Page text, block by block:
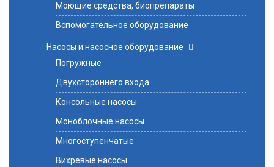
Моющие средства, биопрепараты
Вспомогательное оборудование
Насосы и насосное оборудование
Погружные
Двухстороннего входа
Консольные насосы
Моноблочные насосы
Многоступенчатые
Вихревые насосы